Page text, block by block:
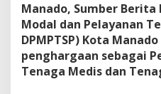
g
a
i
P
e
n
Manado, Sumber Berita
Modal dan Pelayanan
DPMPTSP) Kota
penghargaan sebagai
Tenaga Medis dan